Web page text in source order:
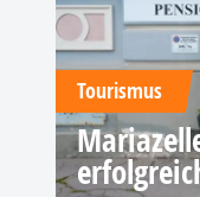
Tourismus